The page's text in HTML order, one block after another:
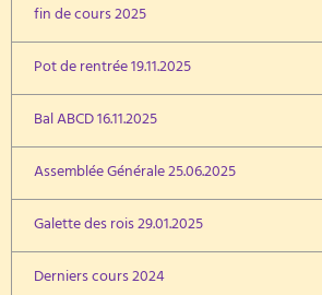
fin de cours 2025
Pot de rentrée 19.11.2025
Bal ABCD 16.11.2025
Assemblée Générale 25.06.2025
Galette des rois 29.01.2025
Derniers cours 2024